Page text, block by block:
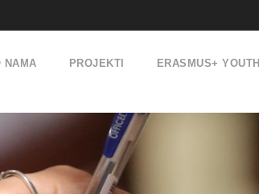
NAMA PROJEKTI ERASMUS+ YOUTH